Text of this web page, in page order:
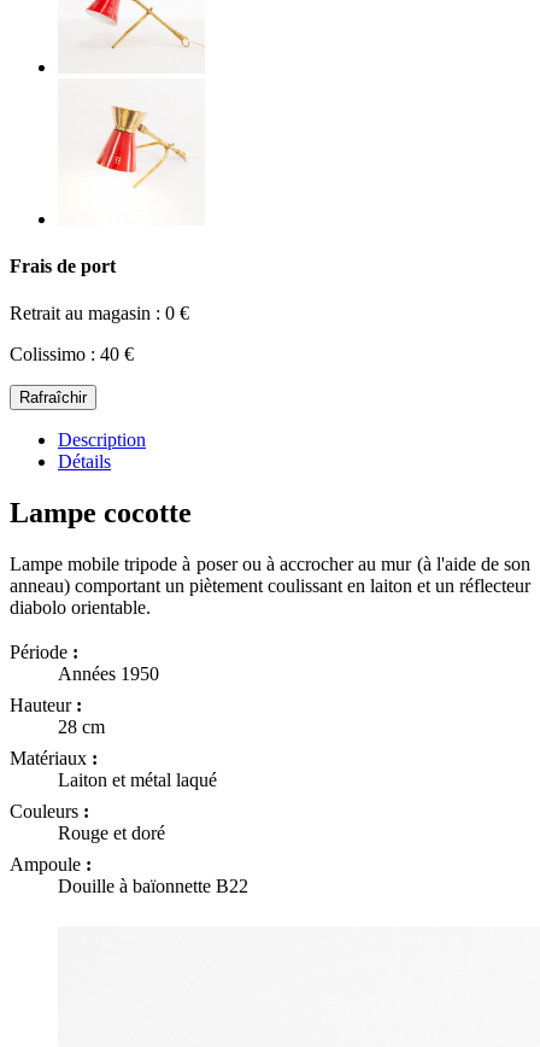
Frais de port
Retrait au magasin : 0 €
Colissimo : 40 €
Description
Détails
Lampe cocotte
Lampe mobile tripode à poser ou à accrocher au mur (à l'aide de son
anneau) comportant un piètement coulissant en laiton et un réflecteur
diabolo orientable.
Période :
Années 1950
Hauteur :
28 cm
Matériaux :
Laiton et métal laqué
Couleurs :
Rouge et doré
Ampoule :
Douille à baïonnette B22